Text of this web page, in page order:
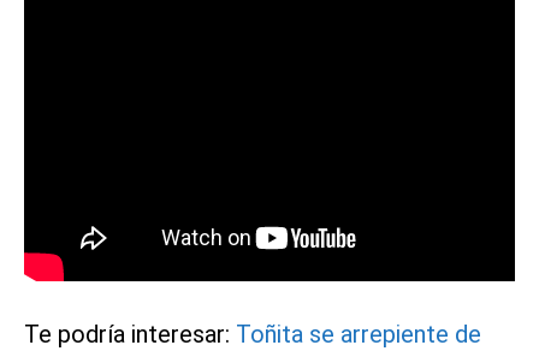
Te podría interesar: Toñita se arrepiente de